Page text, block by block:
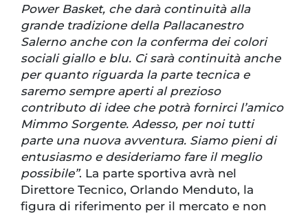
Power Basket, che darà continuità alla
grande tradizione della Pallacanestro
Salerno anche con la conferma dei colori
sociali giallo e blu. Ci sarà continuità anche
per quanto riguarda la parte tecnica e
saremo sempre aperti al prezioso
contributo di idee che potrà fornirci l’amico
Mimmo Sorgente. Adesso, per noi tutti
parte una nuova avventura. Siamo pieni di
entusiasmo e desideriamo fare il meglio
possibile”. La parte sportiva avrà nel
Direttore Tecnico, Orlando Menduto, la
figura di riferimento per il mercato e non